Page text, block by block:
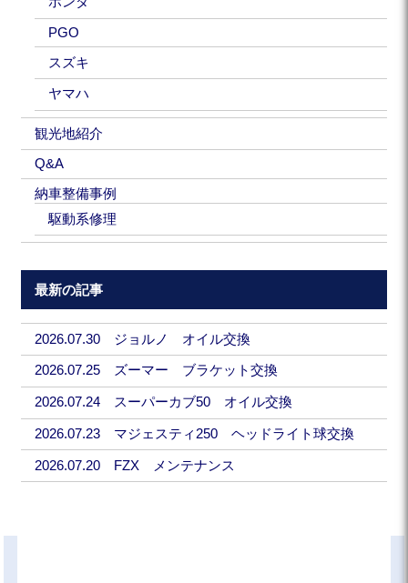
PGO
スズキ
ヤマハ
観光地紹介
Q&A
納車整備事例
駆動系修理
最新の記事
2026.07.30 ジョルノ オイル交換
2026.07.25 ズーマー ブラケット交換
2026.07.24 スーパーカブ50 オイル交換
2026.07.23 マジェスティ250 ヘッドライト球交換
2026.07.20 FZX メンテナンス